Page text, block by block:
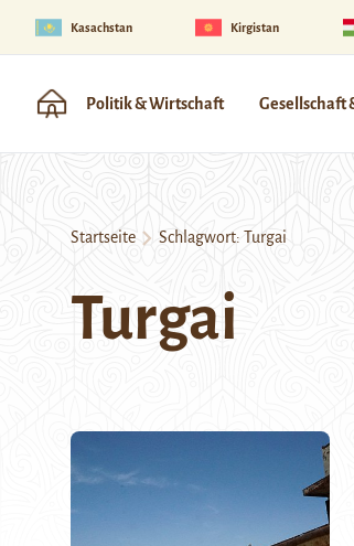
Kasachstan Kirgistan
Politik & Wirtschaft Gesellschaft
Startseite Schlagwort: Turgai
Turgai